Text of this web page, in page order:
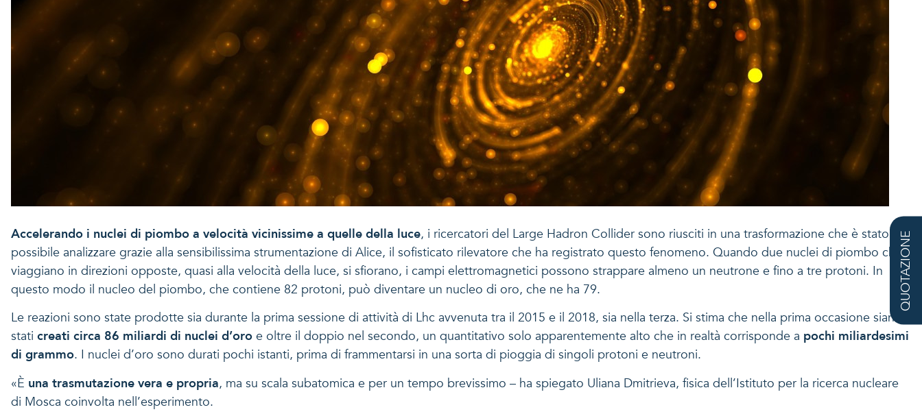
Accelerando i nuclei di piombo a velocità vicinissime a quelle della luce, i ricercatori del Large Hadron Collider sono riusciti in una trasformazione che è stato
possibile analizzare grazie alla sensibilissima strumentazione di Alice, il sofisticato rilevatore che ha registrato questo fenomeno. Quando due nuclei di piombo che
viaggiano in direzioni opposte, quasi alla velocità della luce, si sfiorano, i campi elettromagnetici possono strappare almeno un neutrone e fino a tre protoni. In
questo modo il nucleo del piombo, che contiene 82 protoni, può diventare un nucleo di oro, che ne ha 79.
Le reazioni sono state prodotte sia durante la prima sessione di attività di Lhc avvenuta tra il 2015 e il 2018, sia nella terza. Si stima che nella prima occasione siano
stati creati circa 86 miliardi di nuclei d’oro e oltre il doppio nel secondo, un quantitativo solo apparentemente alto che in realtà corrisponde a pochi miliardesimi
di grammo. I nuclei d’oro sono durati pochi istanti, prima di frammentarsi in una sorta di pioggia di singoli protoni e neutroni.
«È una trasmutazione vera e propria, ma su scala subatomica e per un tempo brevissimo – ha spiegato Uliana Dmitrieva, fisica dell’Istituto per la ricerca nucleare
di Mosca coinvolta nell’esperimento.
QUOTAZIONE